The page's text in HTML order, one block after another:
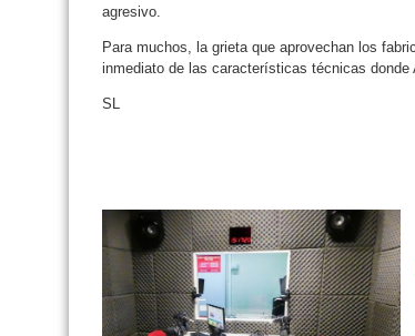
agresivo.
Para muchos, la grieta que aprovechan los
inmediato de las características técnicas donde
SL